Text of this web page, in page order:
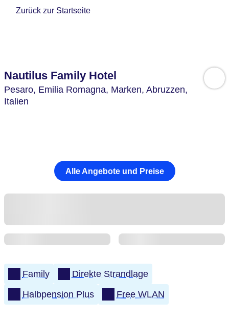
Zurück zur Startseite
Nautilus Family Hotel
Pesaro, Emilia Romagna, Marken, Abruzzen,
Italien
Alle Angebote und Preise
Family
Direkte Strandlage
Halbpension Plus
Free WLAN